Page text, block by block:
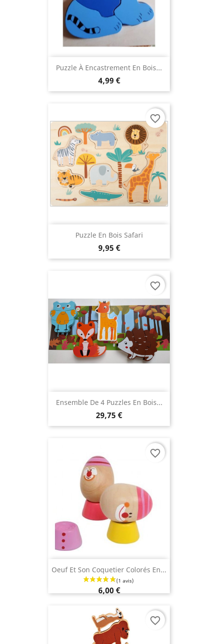
Puzzle À Encastrement En Bois...
4,99 €
Puzzle En Bois Safari
9,95 €
favorite_border
Ensemble De 4 Puzzles En Bois...
29,75 €
favorite_border
Oeuf Et Son Coquetier Colorés En...
6,00 €
favorite_border
favorite_border